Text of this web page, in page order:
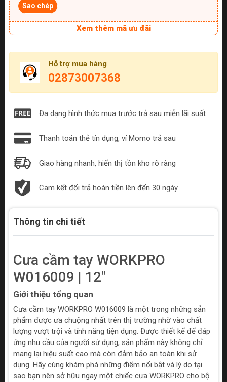
Sao chép
Xem thêm mã ưu đãi
Hỗ trợ mua hàng
02873007368
Đa dạng hình thức mua trước trả sau miễn lãi suất
Thanh toán thẻ tín dụng, ví Momo trả sau
Giao hàng nhanh, hiển thị tồn kho rõ ràng
Cam kết đổi trả hoàn tiền lên đến 30 ngày
Thông tin chi tiết
Cưa cầm tay WORKPRO
W016009 | 12"
Giới thiệu tổng quan
Cưa cầm tay WORKPRO W016009 là một trong những sản
phẩm được ưa chuộng nhất trên thị trường nhờ vào chất
lượng vượt trội và tính năng tiện dụng. Được thiết kế để đáp
ứng nhu cầu của người sử dụng, sản phẩm này không chỉ
mang lại hiệu suất cao mà còn đảm bảo an toàn khi sử
dụng. Hãy cùng khám phá những điểm nổi bật và lý do tại
sao bạn nên sở hữu ngay một chiếc cưa WORKPRO cho bộ